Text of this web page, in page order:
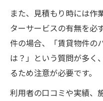
また、見積もり時には作
ターサービスの有無を必
件の場合、「賃貸物件の
は？」という質問が多く
るため注意が必要です。
利用者の口コミや実績、